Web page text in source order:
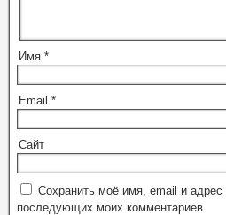
Имя *
Email *
Сайт
Сохранить моё имя, email и адрес
последующих моих комментариев.